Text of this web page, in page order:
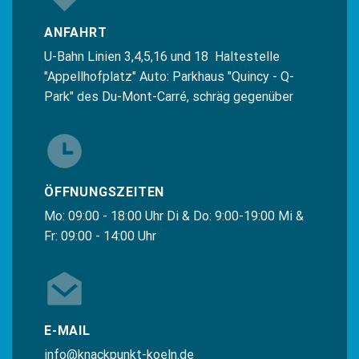
ANFAHRT
U-Bahn Linien 3,4,5,16 und 18 Haltestelle
"Appellhofplatz" Auto: Parkhaus "Quincy - Q-
Park" des Du-Mont-Carré, schräg gegenüber
ÖFFNUNGSZEITEN
Mo: 09:00 - 18:00 Uhr Di & Do: 9:00-19:00 Mi &
Fr: 09:00 - 14:00 Uhr
E-MAIL
info@knackpunkt-koeln.de